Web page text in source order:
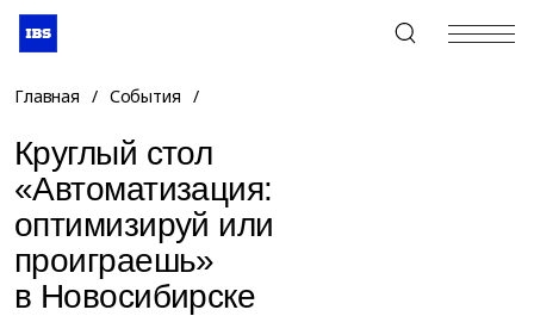
+7 (495) 967-80-80
Главная / События /
Круглый стол
«Автоматизация:
оптимизируй или
проиграешь»
в Новосибирске